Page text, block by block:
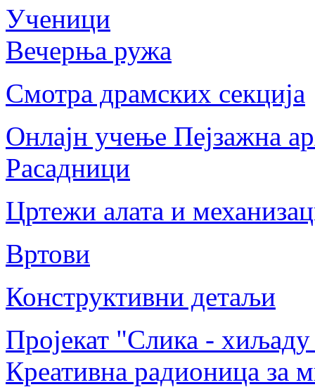
Ученици
Вечерња ружа
Смотра драмских секција
Онлајн учење Пејзажна
Расадници
Цртежи алата и
Вртови
Конструктивни детаљи
Пројекат "Слика -
Креативна радионица за